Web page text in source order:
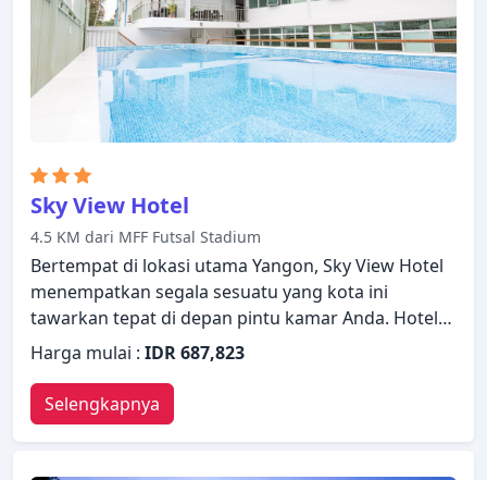
keramahan yang hangat dengan suasana yang
indah untuk membuat kunjungan Anda di Yangon
tidak terlupakan.
Sky View Hotel
4.5 KM dari MFF Futsal Stadium
Bertempat di lokasi utama Yangon, Sky View Hotel
menempatkan segala sesuatu yang kota ini
tawarkan tepat di depan pintu kamar Anda. Hotel
ini menawarkan berbagai fasilitas untuk
memastikan Anda mendapatkan pengalaman yang
luar biasa. Manfaatkan layanan kamar 24 jam, WiFi
gratis di semua kamar, satpam 24 jam, toko
serbaguna, layanan kebersihan harian yang
disediakan hotel. Beberapa kamar dirancang
Harga mulai : IDR 687,823
Selengkapnya